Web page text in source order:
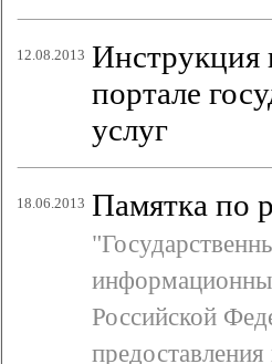
12.08.2013 Инструкция
портале
услуг
18.06.2013 Памятка по
Российской